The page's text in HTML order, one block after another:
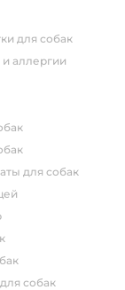
для собак
и аллергии
для собак
собак